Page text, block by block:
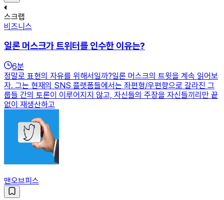
스크랩
비즈니스
일론 머스크가 트위터를 인수한 이유는?
6분
정말로 표현의 자유를 위해서일까?일론 머스크의 트윗을 계속 읽어보
자. 그는 현재의 SNS 플랫폼들에서는 좌편형/우편향으로 갈라진 그
룹들 간의 토론이 이루어지지 않고, 자신들의 주장을 자신들끼리만 끝
없이 재생산하고
맨오브피스